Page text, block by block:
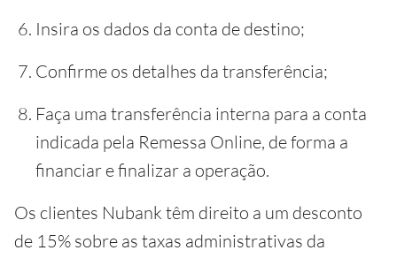
Insira os dados da conta de destino;
Confirme os detalhes da transferência;
Faça uma transferência interna para a conta
indicada pela Remessa Online, de forma a
financiar e finalizar a operação.
Os clientes Nubank têm direito a um desconto
de 15% sobre as taxas administrativas da